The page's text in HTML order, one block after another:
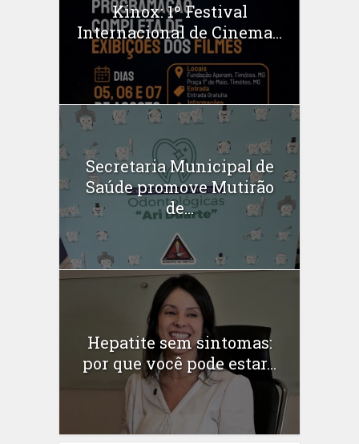
Kinox: 1º Festival
Internacional de Cinema...
Secretaria Municipal de
Saúde promove Mutirão
de...
Hepatite sem sintomas:
por que você pode estar...